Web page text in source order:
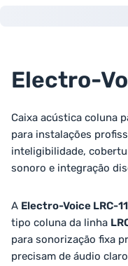
Electro-
Caixa acústica coluna
para instalações
inteligibilidade,
sonoro e integração
A Electro-Voice LRC-
tipo coluna da linha
para sonorização fixa
precisam de áudio